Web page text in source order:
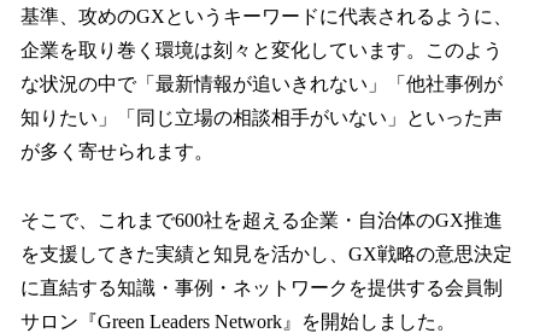
基準、攻めのGXというキーワードに代表されるように、
企業を取り巻く環境は刻々と変化しています。このよう
な状況の中で「最新情報が追いきれない」「他社事例が
知りたい」「同じ立場の相談相手がいない」といった声
が多く寄せられます。
そこで、これまで600社を超える企業・自治体のGX推進
を支援してきた実績と知見を活かし、GX戦略の意思決定
に直結する知識・事例・ネットワークを提供する会員制
サロン『Green Leaders Network』を開始しました。